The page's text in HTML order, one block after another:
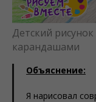
Детский
карандашами
Объяснение:
Я нарисовал